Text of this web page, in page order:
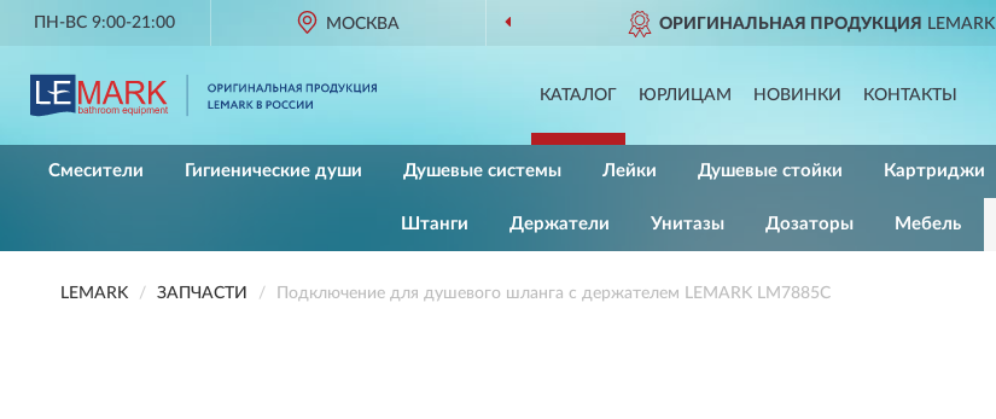
ПН-ВС 9:00-21:00 МОСКВА ОРИГИНАЛЬНАЯ ПРОДУКЦИЯ LEMARK
КАТАЛОГ ЮРЛИЦАМ НОВИНКИ КОНТАКТЫ
Смесители Гигиенические души Душевые системы Лейки Душевые стойки Картриджи
Штанги Держатели Унитазы Дозаторы Мебель
LEMARK ЗАПЧАСТИ Подключение для душевого шланга с держателем LEMARK LM7885C